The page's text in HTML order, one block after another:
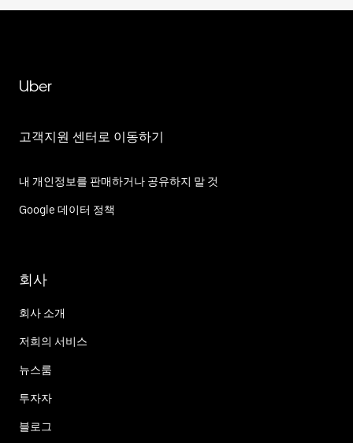
Uber
고객지원 센터로 이동하기
내 개인정보를 판매하거나 공유하지 말 것
Google 데이터 정책
회사
회사 소개
저희의 서비스
뉴스룸
투자자
블로그